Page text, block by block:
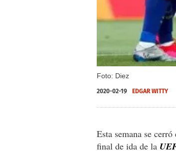
Foto: Diez
2020-02-19 EDGAR WITTY
Esta semana se
final de ida de la